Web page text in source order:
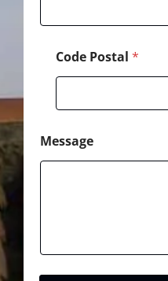
Code Postal *
Message